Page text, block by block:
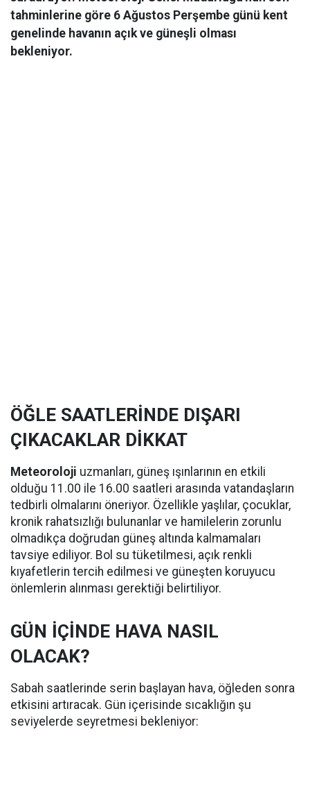
tahminlerine göre 6 Ağustos Perşembe günü kent
genelinde havanın açık ve güneşli olması
bekleniyor.
ÖĞLE SAATLERİNDE DIŞARI
ÇIKACAKLAR DİKKAT
Meteoroloji uzmanları, güneş ışınlarının en etkili
olduğu 11.00 ile 16.00 saatleri arasında vatandaşların
tedbirli olmalarını öneriyor. Özellikle yaşlılar, çocuklar,
kronik rahatsızlığı bulunanlar ve hamilelerin zorunlu
olmadıkça doğrudan güneş altında kalmamaları
tavsiye ediliyor. Bol su tüketilmesi, açık renkli
kıyafetlerin tercih edilmesi ve güneşten koruyucu
önlemlerin alınması gerektiği belirtiliyor.
GÜN İÇİNDE HAVA NASIL
OLACAK?
Sabah saatlerinde serin başlayan hava, öğleden sonra
etkisini artıracak. Gün içerisinde sıcaklığın şu
seviyelerde seyretmesi bekleniyor: